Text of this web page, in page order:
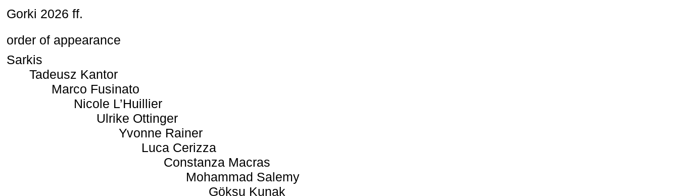
Gorki 2026 ff.
order of appearance
Sarkis
Tadeusz Kantor
Marco Fusinato
Nicole L’Huillier
Ulrike Ottinger
Yvonne Rainer
Luca Cerizza
Constanza Macras
Mohammad Salemy
Göksu Kunak